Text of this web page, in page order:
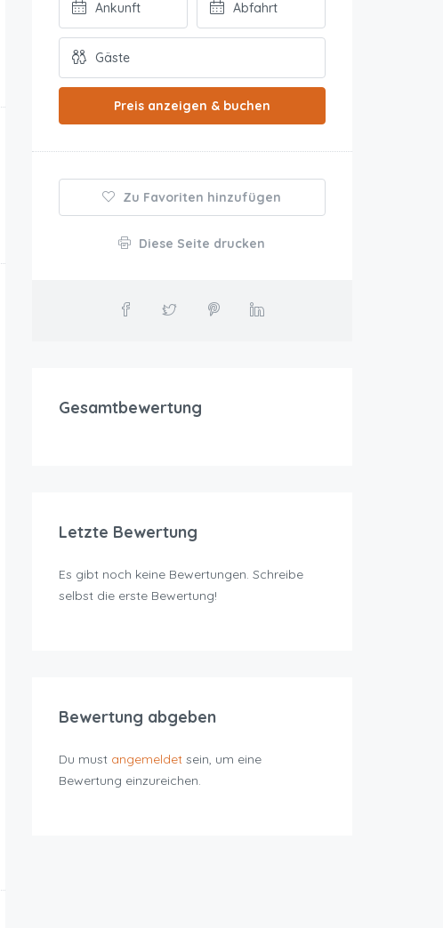
Preis anzeigen & buchen
Zu Favoriten hinzufügen
Diese Seite drucken
Gesamtbewertung
Letzte Bewertung
Es gibt noch keine Bewertungen. Schreibe
selbst die erste Bewertung!
Bewertung abgeben
Du must angemeldet sein, um eine
Bewertung einzureichen.